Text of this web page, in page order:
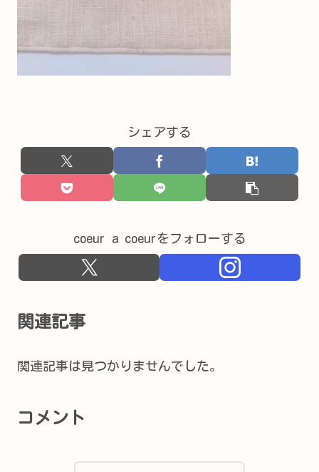
シェアする
coeur a coeurをフォローする
関連記事
関連記事は見つかりませんでした。
コメント